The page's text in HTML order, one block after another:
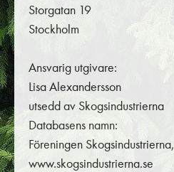
Storgatan 19
Stockholm
Ansvarig utgivare:
Lisa Alexandersson
utsedd av Skogsindustrierna
Databasens namn:
Föreningen Skogsindustrierna,
www.skogsindustrierna.se